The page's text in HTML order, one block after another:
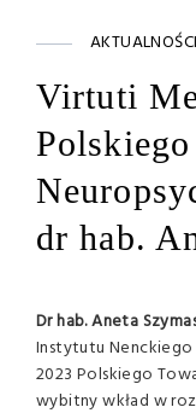
AKTUALNOŚCI
Virtuti
dr hab.
Dr hab. Aneta
Instytutu
2023 Polskiego
wybitny wkład w